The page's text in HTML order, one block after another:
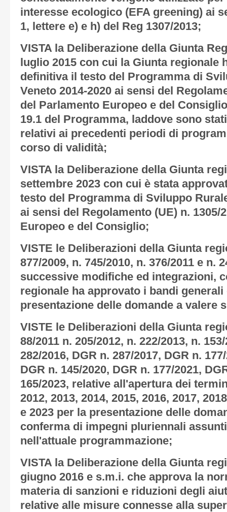
interesse ecologico (EFA greening) ai
1, lettere e) e h) del Reg 1307/2013;
VISTA la Deliberazione della Giunta
luglio 2015 con cui la Giunta regionale
definitiva il testo del Programma di
Veneto 2014-2020 ai sensi del
del Parlamento Europeo e del
19.1 del Programma, laddove sono
relativi ai precedenti periodi di
corso di validità;
VISTA la Deliberazione della Giunta
settembre 2023 con cui è stata
testo del Programma di Sviluppo
ai sensi del Regolamento (UE) n. 1305/
Europeo e del Consiglio;
VISTE le Deliberazioni della Giunta
877/2009, n. 745/2010, n. 376/2011 e n.
successive modifiche ed integrazioni,
regionale ha approvato i bandi
presentazione delle domande a valere
VISTE le Deliberazioni della Giunta
88/2011 n. 205/2012, n. 222/2013, n.
282/2016, DGR n. 287/2017, DGR n.
DGR n. 145/2020, DGR n. 177/2021,
165/2023, relative all'apertura dei
2012, 2013, 2014, 2015, 2016, 2017,
e 2023 per la presentazione delle
conferma di impegni pluriennali
nell'attuale programmazione;
VISTA la Deliberazione della Giunta
giugno 2016 e s.m.i. che approva la
materia di sanzioni e riduzioni degli
relative alle misure connesse alla